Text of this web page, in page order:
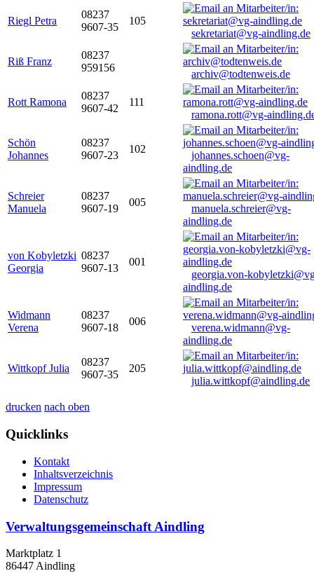
Riegl Petra
08237
9607-35
105
sekretariat@vg-aindling.de
Riß Franz
08237
959156
archiv@todtenweis.de
Rott Ramona
08237
9607-42
111
ramona.rott@vg-
Schön
Johannes
08237
9607-23
102
johannes.schoen@vg-
aindling.de
Schreier
Manuela
08237
9607-19
005
manuela.schreier@vg-
aindling.de
von Kobyletzki
Georgia
08237
9607-13
001
georgia.von-
aindling.de
Widmann
Verena
08237
9607-18
006
verena.widmann@vg-
aindling.de
Wittkopf Julia
08237
9607-35
205
julia.wittkopf@aindling.de
drucken nach oben
Quicklinks
Kontakt
Inhaltsverzeichnis
Impressum
Datenschutz
Verwaltungsgemeinschaft Aindling
Marktplatz 1
86447 Aindling